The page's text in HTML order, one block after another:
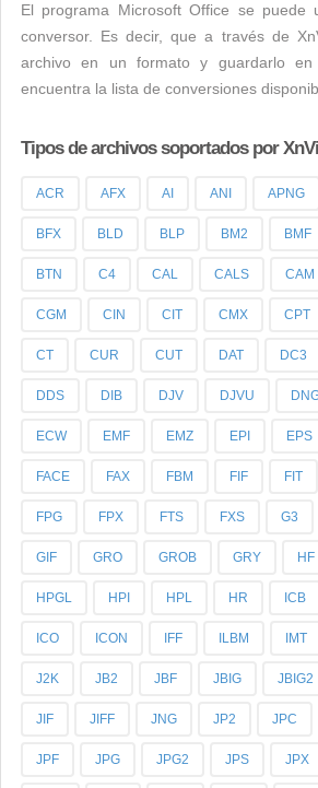
El programa Microsoft Office se puede
conversor. Es decir, que a través de
archivo en un formato y guardarlo
encuentra la lista de conversiones
Tipos de archivos soportados por
ACR AFX AI ANI APNG
BFX BLD BLP BM2 BMF
BTN C4 CAL CALS CAM
CGM CIN CIT CMX CPT
CT CUR CUT DAT DC3
DDS DIB DJV DJVU
ECW EMF EMZ EPI EPS
FACE FAX FBM FIF FIT
FPG FPX FTS FXS G3
GIF GRO GROB GRY HF
HPGL HPI HPL HR ICB
ICO ICON IFF ILBM IMT
J2K JB2 JBF JBIG JBIG2
JIF JIFF JNG JP2 JPC
JPF JPG JPG2 JPS JPX